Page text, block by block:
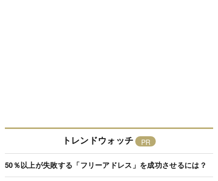
トレンドウォッチ
50％以上が失敗する「フリーアドレス」を成功させるには？